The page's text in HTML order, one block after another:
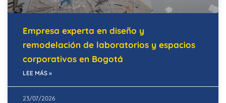
Empresa experta en diseño y
remodelación de laboratorios y espacios
corporativos en Bogotá
LEE MÁS »
23/07/2026